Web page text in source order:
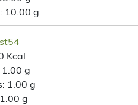
10.00 g
Kcal
1.00 g
1.00 g
1.00 g